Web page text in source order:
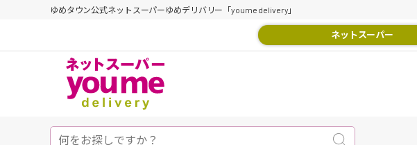
ゆめタウン公式ネットスーパーゆめデリバリー「youme delivery」
ネットスーパー